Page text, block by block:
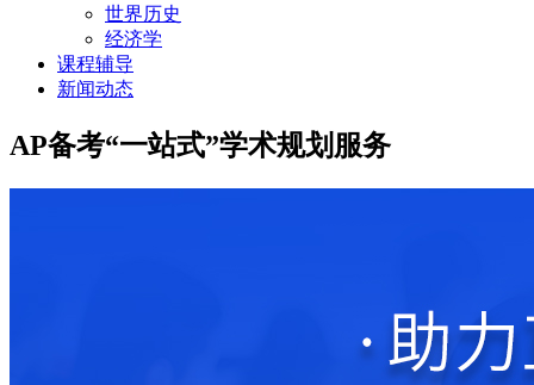
世界历史
经济学
课程辅导
新闻动态
AP备考“一站式”学术规划服务